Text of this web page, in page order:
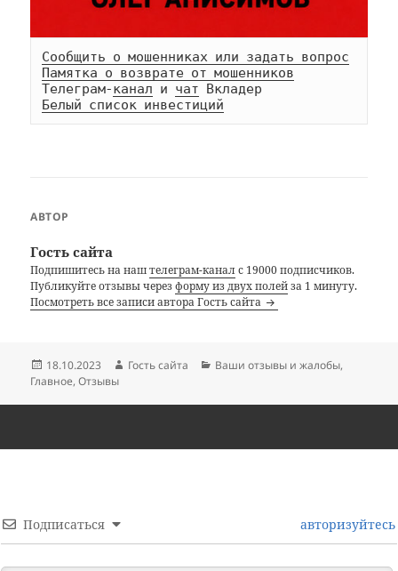
Сообщить о мошенниках или задать вопрос
Памятка о возврате от мошенников
Телеграм-канал и чат
Белый список инвестиций
АВТОР
Гость сайта
Подпишитесь на наштелеграм-каналс 19000 подписчиков.
Публикуйте отзывы черезформу из двух полейза 1 минуту.
Посмотреть все записи автора Гость сайта
Опубликовано
18.10.2023 Автор
Гость сайта Рубрики
Ваши отзывы и жалобы,
Главное,Отзывы
Подписаться авторизуйтесь